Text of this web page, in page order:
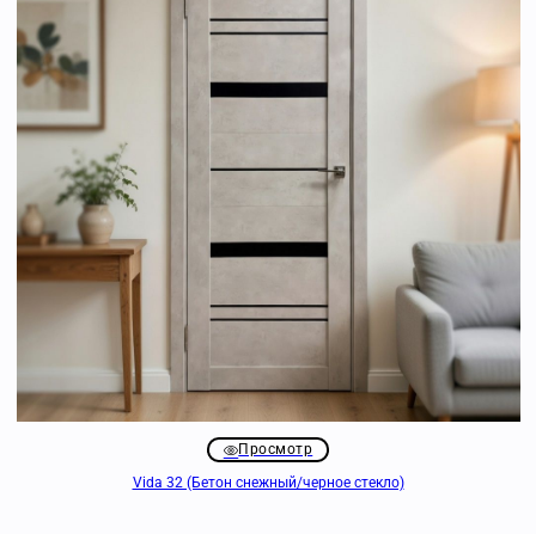
Просмотр
Vida 32 (Бетон снежный/черное стекло)